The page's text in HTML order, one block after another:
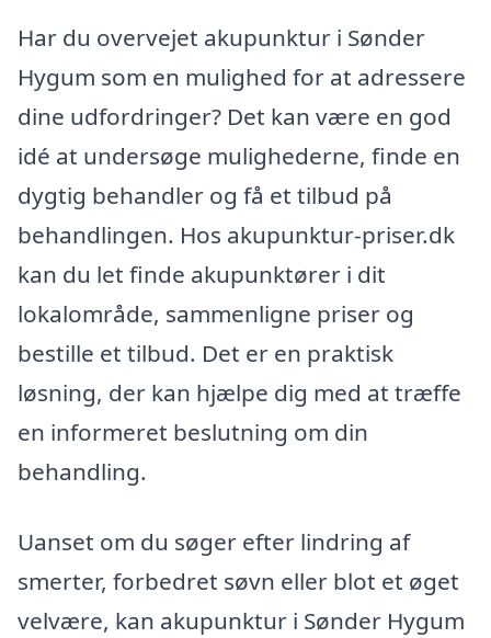
Har du overvejet akupunktur i Sønder
Hygum som en mulighed for at adressere
dine udfordringer? Det kan være en god
idé at undersøge mulighederne, finde en
dygtig behandler og få et tilbud på
behandlingen. Hos akupunktur-priser.dk
kan du let finde akupunktører i dit
lokalområde, sammenligne priser og
bestille et tilbud. Det er en praktisk
løsning, der kan hjælpe dig med at træffe
en informeret beslutning om din
behandling.
Uanset om du søger efter lindring af
smerter, forbedret søvn eller blot et øget
velvære, kan akupunktur i Sønder Hygum